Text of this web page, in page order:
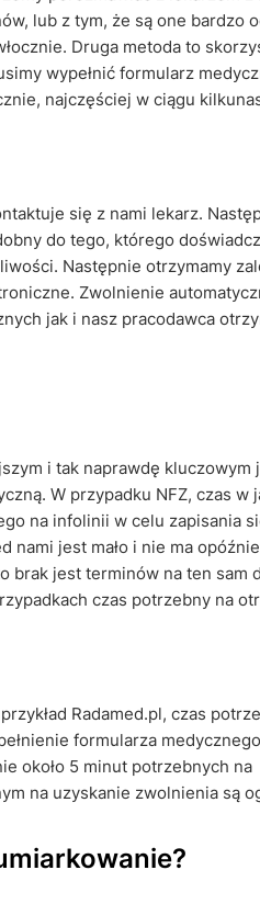
lub z tym, że są one bardzo
Druga metoda to
wypełnić formularz
najczęściej w ciągu
się z nami lekarz.
do tego, którego
Następnie otrzymamy
Zwolnienie
jak i nasz pracodawca
i tak naprawdę kluczowym
W przypadku NFZ, czas w
na infolinii w celu zapisania
nami jest mało i nie ma
brak jest terminów na ten sam
czas potrzebny na
Radamed.pl, czas
formularza
około 5 minut potrzebnych na
na uzyskanie zwolnienia są